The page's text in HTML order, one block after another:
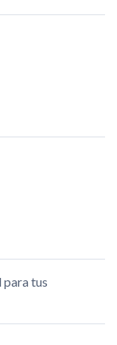
para tus